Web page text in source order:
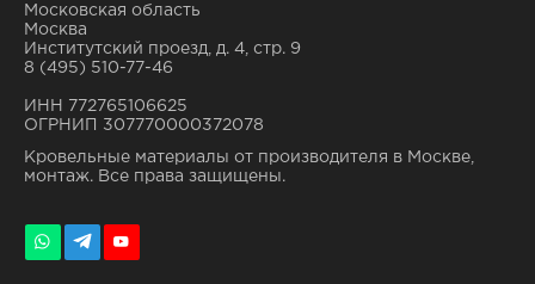
Московская область
Москва
Институтский проезд, д. 4, стр. 9
8 (495) 510-77-46
ИНН 772765106625
ОГРНИП 307770000372078
Кровельные материалы от производителя в Москве,
монтаж. Все права защищены.